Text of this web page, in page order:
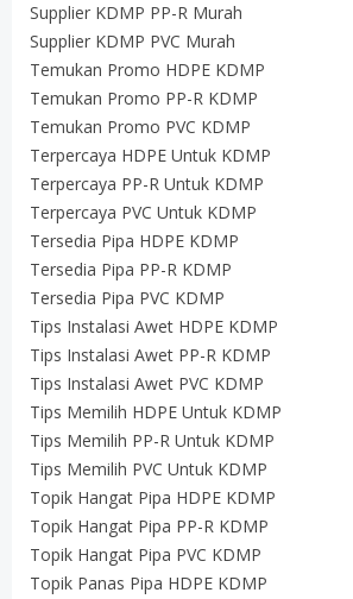
Supplier KDMP PP-R Murah
Supplier KDMP PVC Murah
Temukan Promo HDPE KDMP
Temukan Promo PP-R KDMP
Temukan Promo PVC KDMP
Terpercaya HDPE Untuk KDMP
Terpercaya PP-R Untuk KDMP
Terpercaya PVC Untuk KDMP
Tersedia Pipa HDPE KDMP
Tersedia Pipa PP-R KDMP
Tersedia Pipa PVC KDMP
Tips Instalasi Awet HDPE KDMP
Tips Instalasi Awet PP-R KDMP
Tips Instalasi Awet PVC KDMP
Tips Memilih HDPE Untuk KDMP
Tips Memilih PP-R Untuk KDMP
Tips Memilih PVC Untuk KDMP
Topik Hangat Pipa HDPE KDMP
Topik Hangat Pipa PP-R KDMP
Topik Hangat Pipa PVC KDMP
Topik Panas Pipa HDPE KDMP